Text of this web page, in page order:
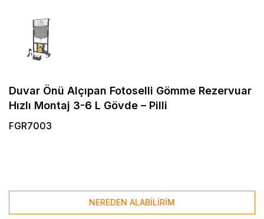
Duvar Önü Alçıpan Fotoselli Gömme Rezervuar
Hızlı Montaj 3-6 L Gövde – Pilli
FGR7003
NEREDEN ALABİLİRİM